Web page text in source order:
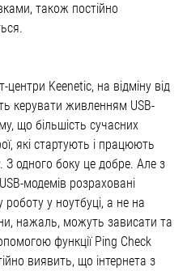
також постійно
Keenetic, на відміну від
керувати живленням USB-
що більшість сучасних
які стартують і працюють
З одного боку це добре. Але з
модемів розраховані
у ноутбуці, а не на
нажаль, можуть зависати та
функції Ping Check
виявить, що інтернета з